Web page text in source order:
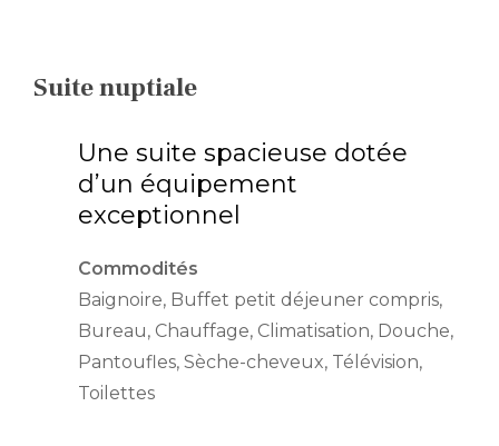
Suite nuptiale
Une suite spacieuse dotée
d’un équipement
exceptionnel
Commodités
Baignoire, Buffet petit déjeuner compris,
Bureau, Chauffage, Climatisation, Douche,
Pantoufles, Sèche-cheveux, Télévision,
Toilettes